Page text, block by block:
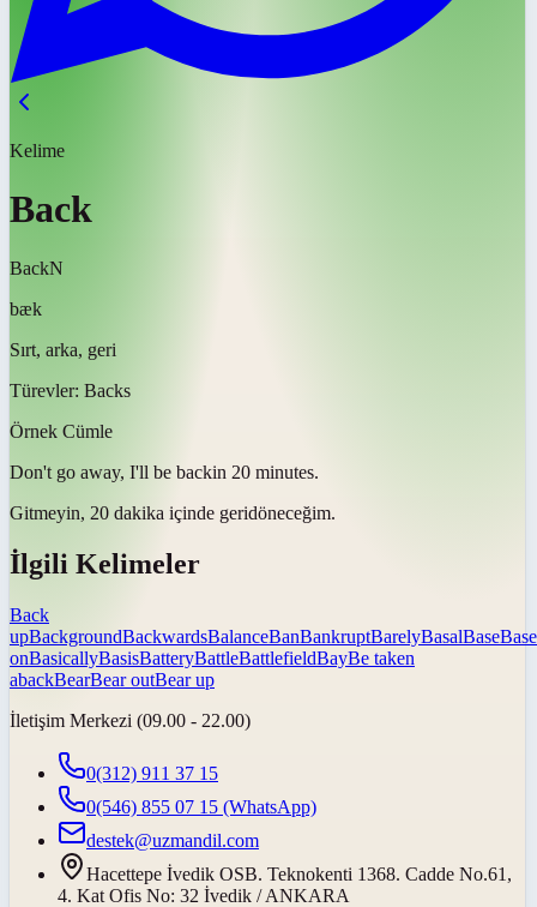
Kelime
Back
BackN
bæk
Sırt, arka, geri
Türevler: Backs
Örnek Cümle
Don't go away, I'll be backin 20 minutes.
Gitmeyin, 20 dakika içinde geridöneceğim.
İlgili Kelimeler
Back
upBackgroundBackwardsBalanceBanBankruptBarelyBasalBaseBase
onBasicallyBasisBatteryBattleBattlefieldBayBe taken
abackBearBear outBear up
İletişim Merkezi (09.00 - 22.00)
0(312) 911 37 15
0(546) 855 07 15 (WhatsApp)
destek@uzmandil.com
Hacettepe İvedik OSB. Teknokenti 1368. Cadde No.61,
4. Kat Ofis No: 32 İvedik / ANKARA